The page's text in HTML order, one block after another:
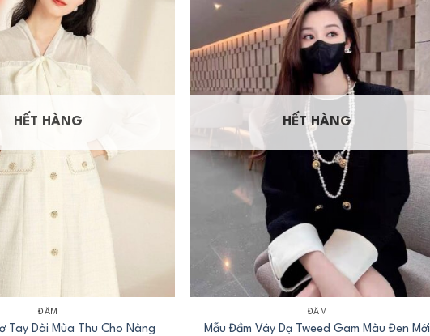
HẾT HÀNG
ĐẦM
Tay Dài Mùa Thu Cho Nàng
HẾT HÀNG
ĐẦM
Mẫu Đầm Váy Dạ Tweed Gam Màu Đen Mới